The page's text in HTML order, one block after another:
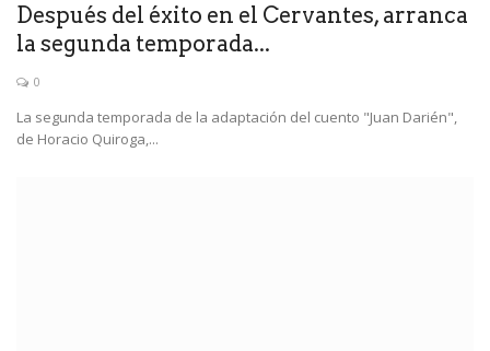
Después del éxito en el Cervantes, arranca
la segunda temporada...
0
La segunda temporada de la adaptación del cuento "Juan Darién",
de Horacio Quiroga,...